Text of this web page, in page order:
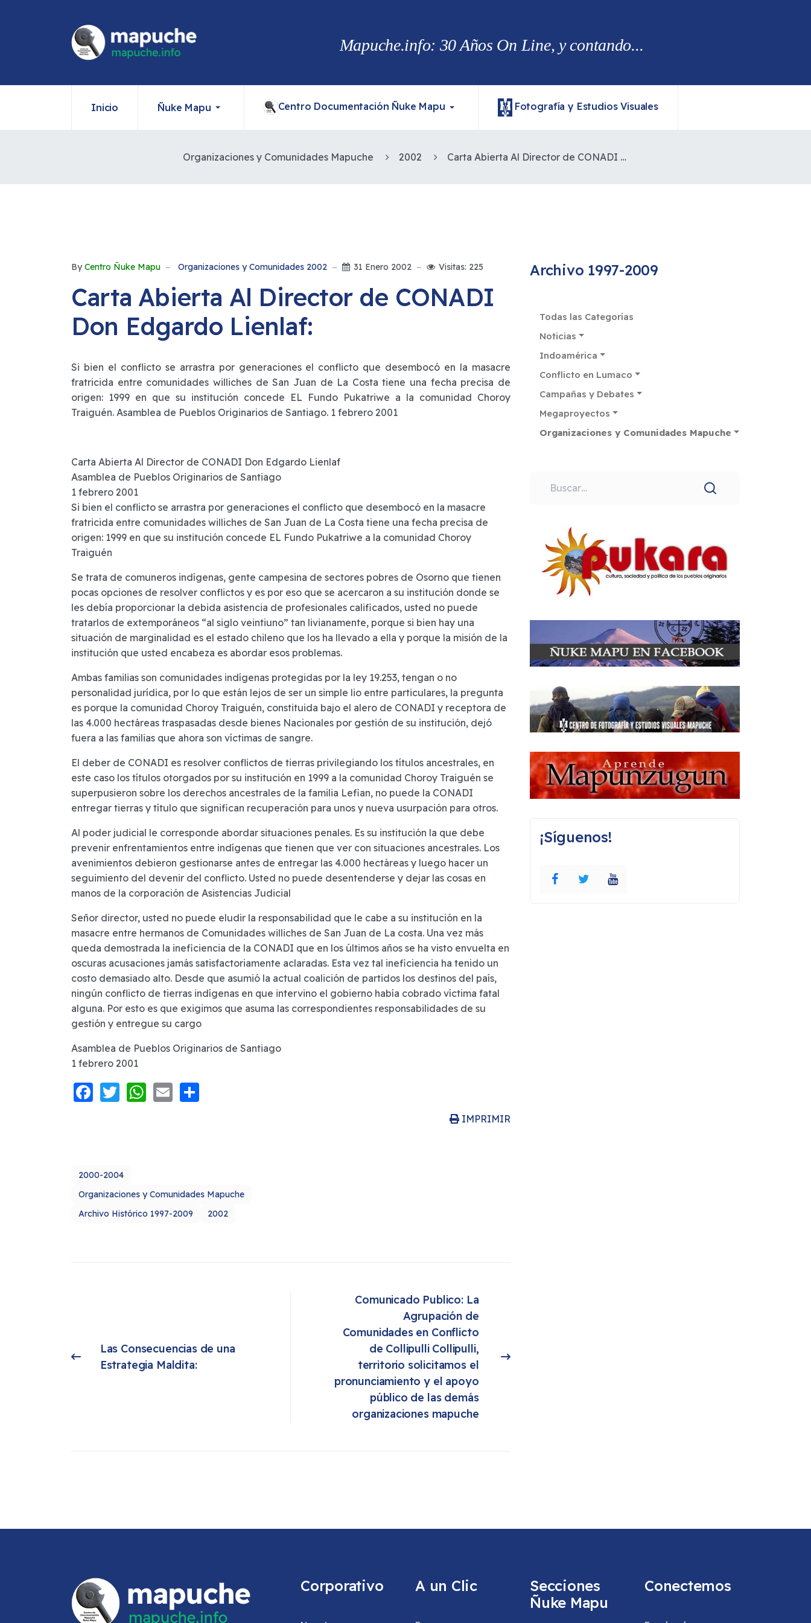
Mapuche.info: 30 Años On Line, y contando...
Inicio Ñuke Mapu Centro Documentación Ñuke Mapu Fotografía y Estudios Visuales
Organizaciones y Comunidades Mapuche 2002 Carta Abierta Al Director de CONADI Don Edgardo Lienlaf:
By Centro Ñuke Mapu Organizaciones y Comunidades 2002 31 Enero 2002 Visitas: 225
Carta Abierta Al Director de CONADI
Don Edgardo Lienlaf:
Si bien el conflicto se arrastra por generaciones el conflicto que desembocó en la masacre
fratricida entre comunidades williches de San Juan de La Costa tiene una fecha precisa de
origen: 1999 en que su institución concede EL Fundo Pukatriwe a la comunidad Choroy
Traiguén. Asamblea de Pueblos Originarios de Santiago. 1 febrero 2001
Carta Abierta Al Director de CONADI Don Edgardo Lienlaf
Asamblea de Pueblos Originarios de Santiago
1 febrero 2001
Si bien el conflicto se arrastra por generaciones el conflicto que desembocó en la masacre
fratricida entre comunidades williches de San Juan de La Costa tiene una fecha precisa de
origen: 1999 en que su institución concede EL Fundo Pukatriwe a la comunidad Choroy
Traiguén
Se trata de comuneros indígenas, gente campesina de sectores pobres de Osorno que tienen
pocas opciones de resolver conflictos y es por eso que se acercaron a su institución donde se
les debía proporcionar la debida asistencia de profesionales calificados, usted no puede
tratarlos de extemporáneos “al siglo veintiuno” tan livianamente, porque si bien hay una
situación de marginalidad es el estado chileno que los ha llevado a ella y porque la misión de la
institución que usted encabeza es abordar esos problemas.
Ambas familias son comunidades indígenas protegidas por la ley 19.253, tengan o no
personalidad jurídica, por lo que están lejos de ser un simple lio entre particulares, la pregunta
es porque la comunidad Choroy Traiguén, constituida bajo el alero de CONADI y receptora de
las 4.000 hectáreas traspasadas desde bienes Nacionales por gestión de su institución, dejó
fuera a las familias que ahora son víctimas de sangre.
El deber de CONADI es resolver conflictos de tierras privilegiando los títulos ancestrales, en
este caso los títulos otorgados por su institución en 1999 a la comunidad Choroy Traiguén se
superpusieron sobre los derechos ancestrales de la familia Lefian, no puede la CONADI
entregar tierras y título que significan recuperación para unos y nueva usurpación para otros.
Al poder judicial le corresponde abordar situaciones penales. Es su institución la que debe
prevenir enfrentamientos entre indígenas que tienen que ver con situaciones ancestrales. Los
avenimientos debieron gestionarse antes de entregar las 4.000 hectáreas y luego hacer un
seguimiento del devenir del conflicto. Usted no puede desentenderse y dejar las cosas en
manos de la corporación de Asistencias Judicial
Señor director, usted no puede eludir la responsabilidad que le cabe a su institución en la
masacre entre hermanos de Comunidades williches de San Juan de La costa. Una vez más
queda demostrada la ineficiencia de la CONADI que en los últimos años se ha visto envuelta en
oscuras acusaciones jamás satisfactoriamente aclaradas. Esta vez tal ineficiencia ha tenido un
costo demasiado alto. Desde que asumió la actual coalición de partidos los destinos del país,
ningún conflicto de tierras indígenas en que intervino el gobierno había cobrado víctima fatal
alguna. Por esto es que exigimos que asuma las correspondientes responsabilidades de su
gestión y entregue su cargo
Asamblea de Pueblos Originarios de Santiago
1 febrero 2001
Facebook
Twitter
WhatsApp
Email
IMPRIMIR
2000-2004
Organizaciones y Comunidades Mapuche
Archivo Histórico 1997-2009
2002
Las Consecuencias de una
Estrategia Maldita:
Comunicado Publico: La
Agrupación de
Comunidades en Conflicto
de Collipulli Collipulli,
territorio solicitamos el
pronunciamiento y el apoyo
público de las demás
organizaciones mapuche
Archivo 1997-2009
Todas las Categorías
Noticias
Indoamérica
Conflicto en Lumaco
Campañas y Debates
Megaproyectos
Organizaciones y Comunidades Mapuche
Buscar
¡Síguenos!
Corporativo A un Clic
Secciones
Ñuke Mapu
Conectemos